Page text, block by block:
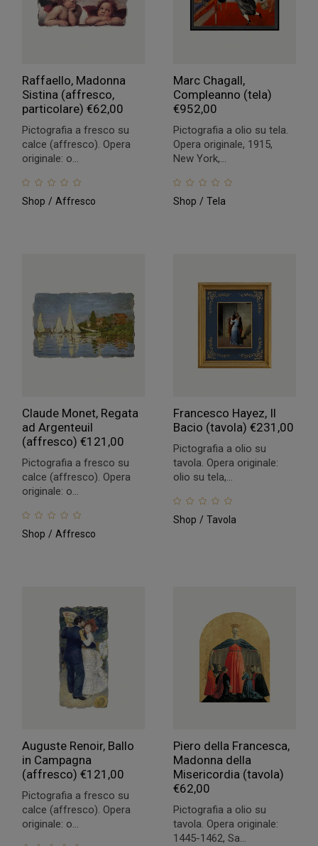
Raffaello, Madonna
Sistina (affresco,
particolare)€62,00
Pictografia a fresco su
calce (affresco). Opera
originale: o...
Shop Affresco
Marc Chagall,
Compleanno (tela)
€952,00
Pictografia a olio su tela.
Opera originale, 1915,
New York,...
Shop Tela
Claude Monet, Regata
ad Argenteuil
(affresco)€121,00
Pictografia a fresco su
calce (affresco). Opera
originale: o...
Shop Affresco
Francesco Hayez, Il
Bacio (tavola) €231,00
Pictografia a olio su
tavola. Opera originale:
olio su tela,...
Shop Tavola
Auguste Renoir, Ballo
in Campagna
(affresco)€121,00
Pictografia a fresco su
calce (affresco). Opera
originale: o...
Piero della Francesca,
Madonna della
Misericordia (tavola)
€62,00
Pictografia a olio su
tavola. Opera originale:
1445-1462, Sa...